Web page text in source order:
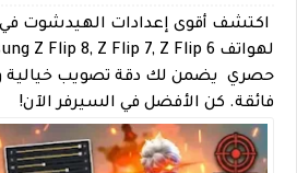
حصري يضمن لك دقة تصويب خيالية
فائقة. كن الأفضل في السيرفر الآن!